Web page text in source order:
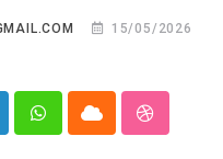
15/05/2026
WhatsappCloud